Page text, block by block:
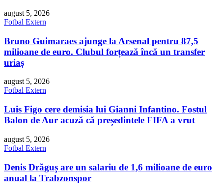
august 5, 2026
Fotbal Extern
Bruno Guimaraes ajunge la Arsenal pentru 87,5
milioane de euro. Clubul forțează încă un transfer
uriaș
august 5, 2026
Fotbal Extern
Luis Figo cere demisia lui Gianni Infantino. Fostul
Balon de Aur acuză că președintele FIFA a vrut
august 5, 2026
Fotbal Extern
Denis Drăguș are un salariu de 1,6 milioane de euro
anual la Trabzonspor